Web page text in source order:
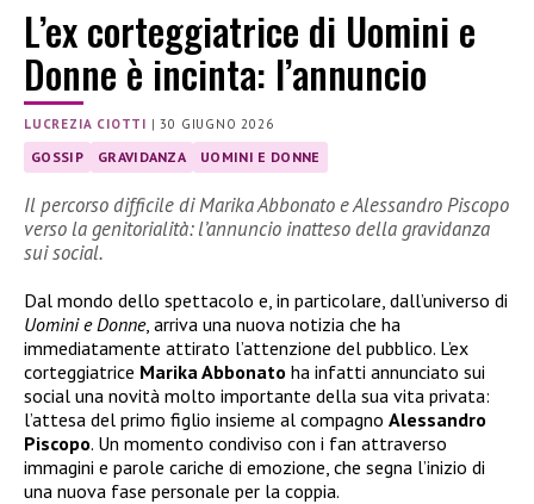
L’ex corteggiatrice di Uomini e
Donne è incinta: l’annuncio
LUCREZIA CIOTTI |30 GIUGNO 2026
GOSSIP GRAVIDANZA UOMINI E DONNE
Il percorso difficile di Marika Abbonato e Alessandro Piscopo
verso la genitorialità: l’annuncio inatteso della gravidanza
sui social.
Dal mondo dello spettacolo e, in particolare, dall’universo di
Uomini e Donne, arriva una nuova notizia che ha
immediatamente attirato l’attenzione del pubblico. L’ex
corteggiatrice Marika Abbonato ha infatti annunciato sui
social una novità molto importante della sua vita privata:
l’attesa del primo figlio insieme al compagno Alessandro
Piscopo. Un momento condiviso con i fan attraverso
immagini e parole cariche di emozione, che segna l’inizio di
una nuova fase personale per la coppia.